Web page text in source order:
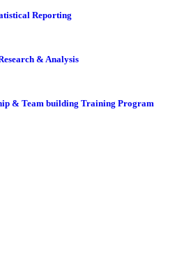
Reporting
& Analysis
& Team building Training Program